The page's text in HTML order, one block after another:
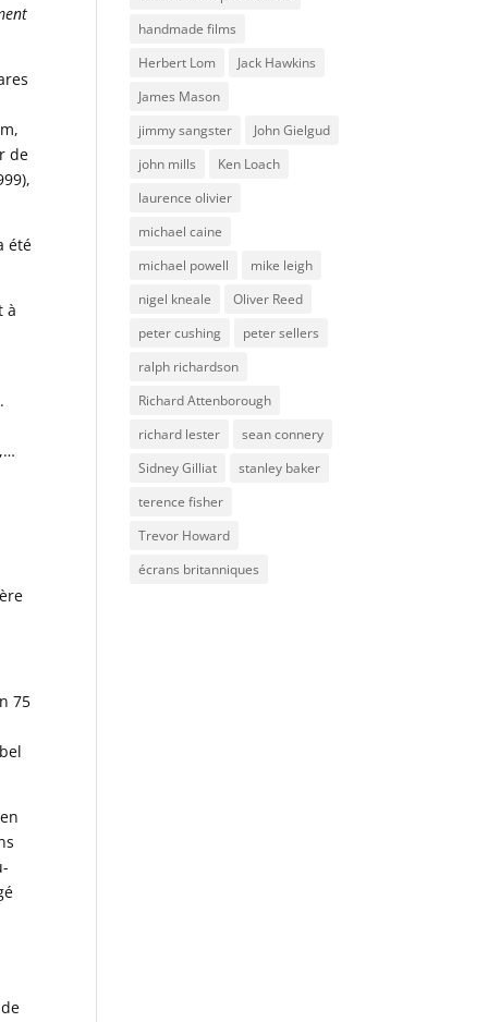
de
été
à
75
handmade films
Herbert Lom
Jack Hawkins
James Mason
jimmy sangster
John Gielgud
john mills
Ken Loach
laurence olivier
michael caine
michael powell
mike leigh
nigel kneale
Oliver Reed
peter cushing
peter sellers
ralph richardson
Richard Attenborough
richard lester
sean connery
Sidney Gilliat
stanley baker
terence fisher
Trevor Howard
écrans britanniques